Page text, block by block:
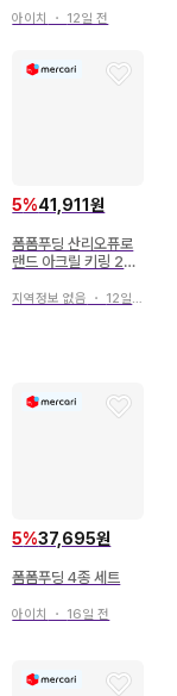
아이치 ・ 12일 전
5%41,911원
폼폼푸딩 산리오퓨로
랜드 아크릴 키링 2개
지역정보 없음 ・ 12일 전
5%37,695원
폼폼푸딩 4종 세트
아이치 ・ 16일 전